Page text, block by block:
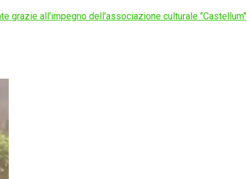
grazie all'impegno dell'associazione culturale "Castellum"